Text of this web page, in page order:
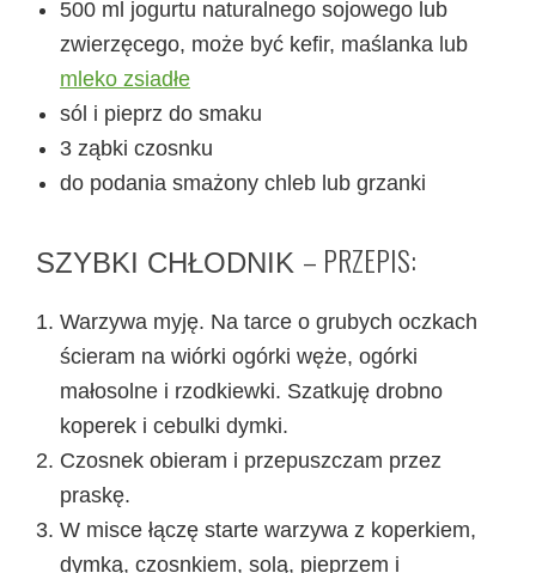
500 ml jogurtu naturalnego sojowego lub
zwierzęcego, może być kefir, maślanka lub
mleko zsiadłe
sól i pieprz do smaku
3 ząbki czosnku
do podania smażony chleb lub grzanki
SZYBKI CHŁODNIK – PRZEPIS:
Warzywa myję. Na tarce o grubych oczkach
ścieram na wiórki ogórki węże, ogórki
małosolne i rzodkiewki. Szatkuję drobno
koperek i cebulki dymki.
Czosnek obieram i przepuszczam przez
praskę.
W misce łączę starte warzywa z koperkiem,
dymką, czosnkiem, solą, pieprzem i